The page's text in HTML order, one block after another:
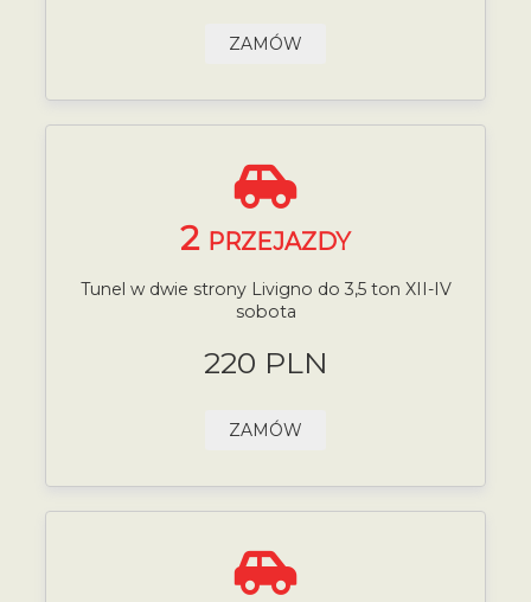
ZAMÓW
2 PRZEJAZDY
Tunel w dwie strony Livigno do 3,5 ton XII-IV
sobota
220 PLN
ZAMÓW